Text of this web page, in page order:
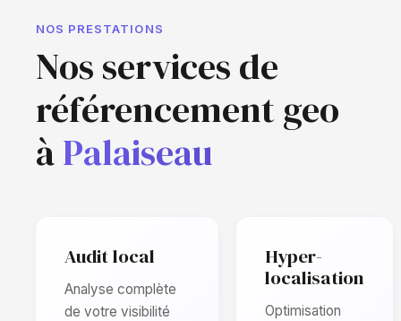
NOS PRESTATIONS
Nos services de
référencement geo
àPalaiseau
Audit local
Analyse complète
de votre visibilité
Hyper-
localisation
Optimisation